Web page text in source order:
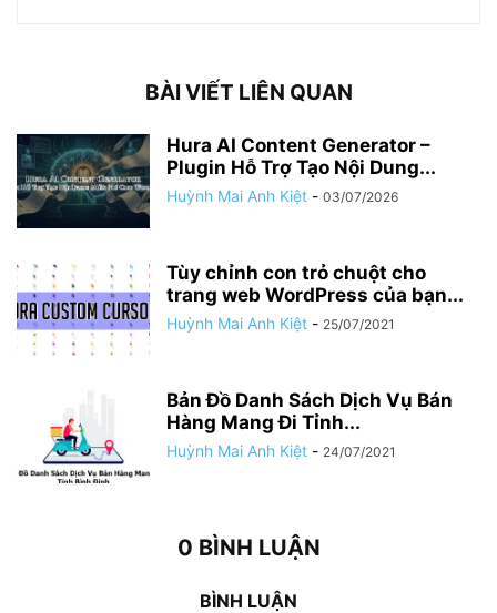
BÀI VIẾT LIÊN QUAN
Hura AI Content Generator –
Plugin Hỗ Trợ Tạo Nội Dung...
Huỳnh Mai Anh Kiệt - 03/07/2026
Tùy chỉnh con trỏ chuột cho
trang web WordPress của bạn...
Huỳnh Mai Anh Kiệt - 25/07/2021
Bản Đồ Danh Sách Dịch Vụ Bán
Hàng Mang Đi Tỉnh...
Huỳnh Mai Anh Kiệt - 24/07/2021
0 BÌNH LUẬN
BÌNH LUẬN